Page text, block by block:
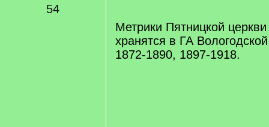
54
Метрики Пятницкой
хранятся в ГА
1872-1890, 1897-1918.